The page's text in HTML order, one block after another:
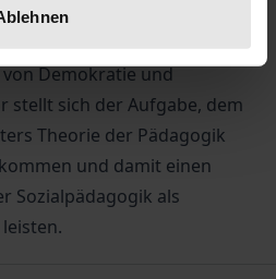
soll, verbinden sich
und pädagogischer
Demokratie und
stellt sich der Aufgabe, dem
Theorie der Pädagogik
und damit einen
Sozialpädagogik als